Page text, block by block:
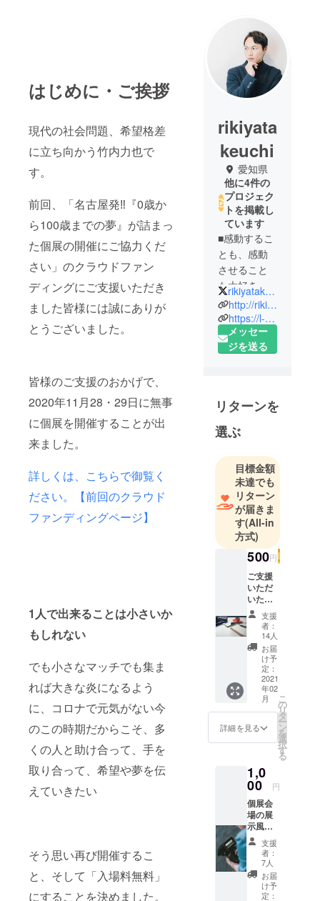
はじめに・ご挨拶
現代の社会問題、希望格差
に立ち向かう竹内力也で
す。
前回、「名古屋発‼️『0歳か
ら100歳までの夢』が詰まっ
た個展の開催にご協力くだ
さい」のクラウドファン
ディングにご支援いただき
ました皆様には誠にありが
とうございました。
皆様のご支援のおかげで、
2020年11月28・29日に無事
に個展を開催することが出
来ました。
詳しくは、こちらで御覧く
ださい。【前回のクラウド
ファンディングページ】
1人で出来ることは小さいか
もしれない
でも小さなマッチでも集ま
れば大きな炎になるよう
に、コロナで元気がない今
のこの時期だからこそ、多
くの人と助け合って、手を
取り合って、希望や夢を伝
えていきたい
そう思い再び開催するこ
と、そして「入場料無料」
にすることを決めました。
rikiyata
keuchi
愛知県
他に4件の
プロジェク
トを掲載し
ています
■感動するこ
とも、感動
させること
も大好きで
す。
■写真展
「#101人の
人生と101色
に図書館贈
呈
2019.10.28
■タンザニア/
フィリピン
の子供たち
のチャイル
ドスポン
サー
■人の持つ可
能性を信じ
ています
rikiyatakeuchi1
http://rikiyatakeuchi.com/lp/rikiyatakeuchi/
https://l-c-style.co.jp/
メッセー
ジを送る
リターンを
選ぶ
目標金額
未達でも
リターン
が届きま
す(All-in
方式)
500円
ご支援
いただ
いたお
礼に
メール
を送ら
せてい
ただき
ます。
支援
者：
14人
お届
け予
定：
2021
年02
月
詳細を見る
こ
の
リ
タ
ー
ン
を
選
択
す
る
1,0
00 円
個展会
場の展
示風
景、当
日の様
子が分
かるよ
うな動
画を作
支援
者：
7人
お届
け予
定：